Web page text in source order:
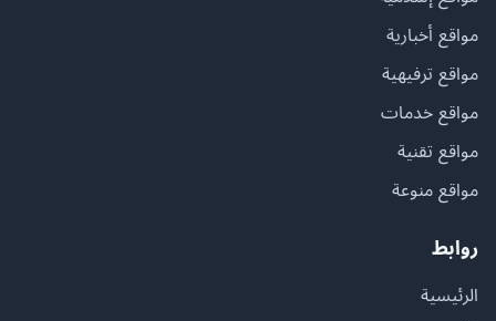
مواقع أخبارية
مواقع ترفيهية
مواقع خدمات
مواقع تقنية
مواقع منوعة
روابط
الرئيسية